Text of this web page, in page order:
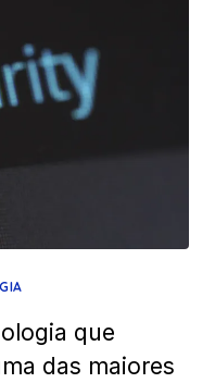
que
das maiores